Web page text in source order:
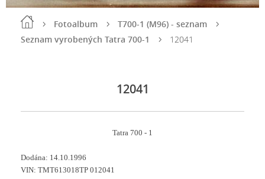
Fotoalbum
T700-1 (M96) - seznam
Seznam vyrobených Tatra 700-1
12041
12041
Tatra 700 - 1
Dodána: 14.10.1996
VIN: TMT613018TP 012041